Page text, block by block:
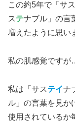
この約5年で「サス
ステナブル」の言
増えたように思い
私の肌感覚ですが
私は「サステイナ
ル」の言葉を見か
使用されているか